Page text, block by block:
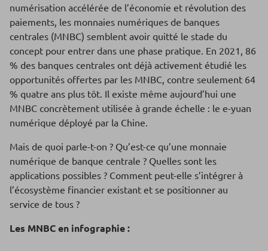
numérisation accélérée de l’économie et révolution des
paiements, les monnaies numériques de banques
centrales (MNBC) semblent avoir quitté le stade du
concept pour entrer dans une phase pratique. En 2021, 86
% des banques centrales ont déjà activement étudié les
opportunités offertes par les MNBC, contre seulement 64
% quatre ans plus tôt. Il existe même aujourd’hui une
MNBC concrètement utilisée à grande échelle : le e-yuan
numérique déployé par la Chine.
Mais de quoi parle-t-on ? Qu’est-ce qu’une monnaie
numérique de banque centrale ? Quelles sont les
applications possibles ? Comment peut-elle s’intégrer à
l’écosystème financier existant et se positionner au
service de tous ?
Les MNBC en infographie :